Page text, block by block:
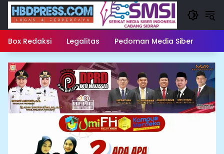
Langsung
konten
Box Redaksi Legalitas Pedoman Media Siber